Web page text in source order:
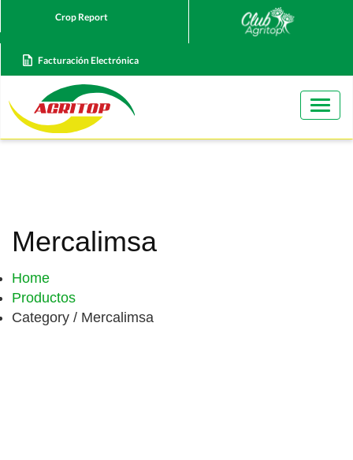
Crop Report
Facturación Electrónica
Mercalimsa
Home
Productos
Category / Mercalimsa